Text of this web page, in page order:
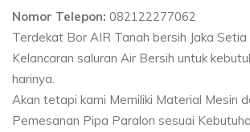
Nomor Telepon: 082122277062
Terdekat Bor AIR Tanah bersih Jaka Setia
Kelancaran saluran Air Bersih untuk
harinya.
Akan tetapi kami Memiliki Material Mesin
Pemesanan Pipa Paralon sesuai